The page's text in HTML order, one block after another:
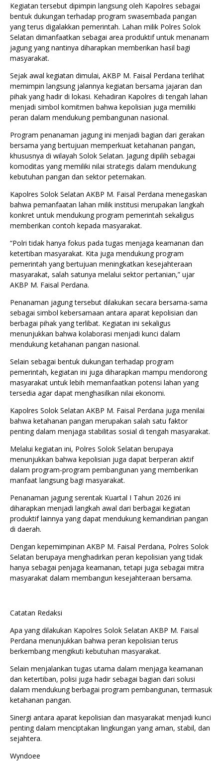
Kegiatan tersebut dipimpin langsung oleh Kapolres sebagai
bentuk dukungan terhadap program swasembada pangan
yang terus digalakkan pemerintah. Lahan milik Polres Solok
Selatan dimanfaatkan sebagai area produktif untuk menanam
jagung yang nantinya diharapkan memberikan hasil bagi
masyarakat.
Sejak awal kegiatan dimulai, AKBP M. Faisal Perdana terlihat
memimpin langsung jalannya kegiatan bersama jajaran dan
pihak yang hadir di lokasi. Kehadiran Kapolres di tengah lahan
menjadi simbol komitmen bahwa kepolisian juga memiliki
peran dalam mendukung pembangunan nasional.
Program penanaman jagung ini menjadi bagian dari gerakan
bersama yang bertujuan memperkuat ketahanan pangan,
khususnya di wilayah Solok Selatan. Jagung dipilih sebagai
komoditas yang memiliki nilai strategis dalam mendukung
kebutuhan pangan dan sektor peternakan.
Kapolres Solok Selatan AKBP M. Faisal Perdana menegaskan
bahwa pemanfaatan lahan milik institusi merupakan langkah
konkret untuk mendukung program pemerintah sekaligus
memberikan contoh kepada masyarakat.
“Polri tidak hanya fokus pada tugas menjaga keamanan dan
ketertiban masyarakat. Kita juga mendukung program
pemerintah yang bertujuan meningkatkan kesejahteraan
masyarakat, salah satunya melalui sektor pertanian,” ujar
AKBP M. Faisal Perdana.
Penanaman jagung tersebut dilakukan secara bersama-sama
sebagai simbol kebersamaan antara aparat kepolisian dan
berbagai pihak yang terlibat. Kegiatan ini sekaligus
menunjukkan bahwa kolaborasi menjadi kunci dalam
mendukung ketahanan pangan nasional.
Selain sebagai bentuk dukungan terhadap program
pemerintah, kegiatan ini juga diharapkan mampu mendorong
masyarakat untuk lebih memanfaatkan potensi lahan yang
tersedia agar dapat menghasilkan nilai ekonomi.
Kapolres Solok Selatan AKBP M. Faisal Perdana juga menilai
bahwa ketahanan pangan merupakan salah satu faktor
penting dalam menjaga stabilitas sosial di tengah masyarakat.
Melalui kegiatan ini, Polres Solok Selatan berupaya
menunjukkan bahwa kepolisian juga dapat berperan aktif
dalam program-program pembangunan yang memberikan
manfaat langsung bagi masyarakat.
Penanaman jagung serentak Kuartal I Tahun 2026 ini
diharapkan menjadi langkah awal dari berbagai kegiatan
produktif lainnya yang dapat mendukung kemandirian pangan
di daerah.
Dengan kepemimpinan AKBP M. Faisal Perdana, Polres Solok
Selatan berupaya menghadirkan peran kepolisian yang tidak
hanya sebagai penjaga keamanan, tetapi juga sebagai mitra
masyarakat dalam membangun kesejahteraan bersama.
Catatan Redaksi
Apa yang dilakukan Kapolres Solok Selatan AKBP M. Faisal
Perdana menunjukkan bahwa peran kepolisian terus
berkembang mengikuti kebutuhan masyarakat.
Selain menjalankan tugas utama dalam menjaga keamanan
dan ketertiban, polisi juga hadir sebagai bagian dari solusi
dalam mendukung berbagai program pembangunan, termasuk
ketahanan pangan.
Sinergi antara aparat kepolisian dan masyarakat menjadi kunci
penting dalam menciptakan lingkungan yang aman, stabil, dan
sejahtera.
Wyndoee